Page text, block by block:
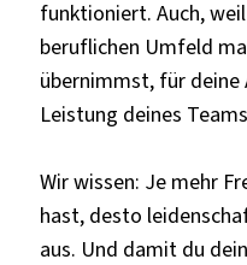
funktioniert. Auch,
beruflichen Umfeld
übernimmst, für
Leistung deines
Wir wissen: Je mehr
hast, desto
aus. Und damit du